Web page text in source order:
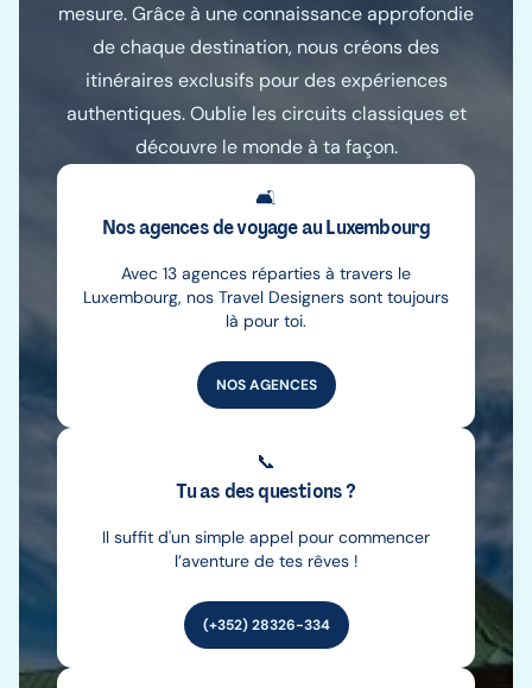
mesure. Grâce à une connaissance approfondie
de chaque destination, nous créons des
itinéraires exclusifs pour des expériences
authentiques. Oublie les circuits classiques et
découvre le monde à ta façon.
🛋️
Nos agences de voyage au Luxembourg
Avec 13 agences réparties à travers le
Luxembourg, nos Travel Designers sont toujours
là pour toi.
NOS AGENCES
📞
Tu as des questions ?
Il suffit d'un simple appel pour commencer
l’aventure de tes rêves !
(+352) 28326-334